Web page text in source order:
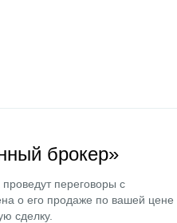
брокер»
переговоры с
о его продаже по вашей цене
сделку.